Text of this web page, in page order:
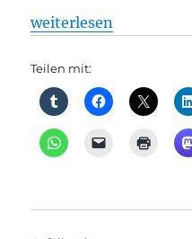
„Seilbahn: Gärten der
weiterlesen
Teilen mit: